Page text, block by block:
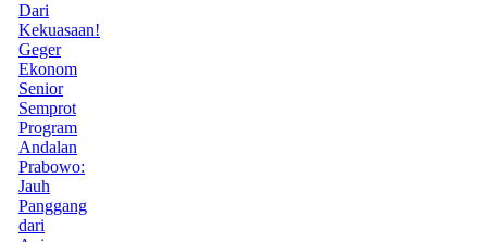
Dari
Kekuasaan!
Geger
Ekonom
Senior
Semprot
Program
Andalan
Prabowo:
Jauh
Panggang
dari